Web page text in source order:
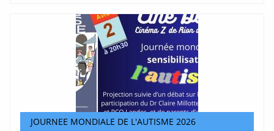
JOURNEE MONDIALE DE L'AUTISME 2026